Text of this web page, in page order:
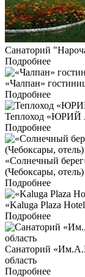
Санаторий
Подробнее
«Чалпан»
Подробнее
Теплоход
Подробнее
«Солнечный
(Чебоксары, отель)
Подробнее
«Kaluga Plaza
Подробнее
Санаторий
область
Подробнее